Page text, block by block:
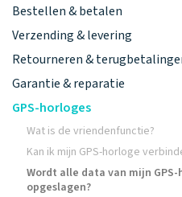
Bestellen & betalen
Verzending & levering
Retourneren &
Garantie & reparatie
GPS-horloges
Wat is de vriendenfunctie?
Kan ik mijn GPS-horloge
Wordt alle data van mijn
opgeslagen?